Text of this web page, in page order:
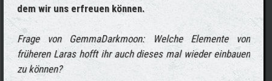
dem wir uns erfreuen können.
Frage von GemmaDarkmoon: Welche Elemente von
früheren Laras hofft ihr auch dieses mal wieder einbauen
zu können?